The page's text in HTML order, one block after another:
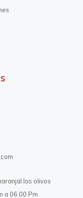
los olivos
a 06:00 Pm